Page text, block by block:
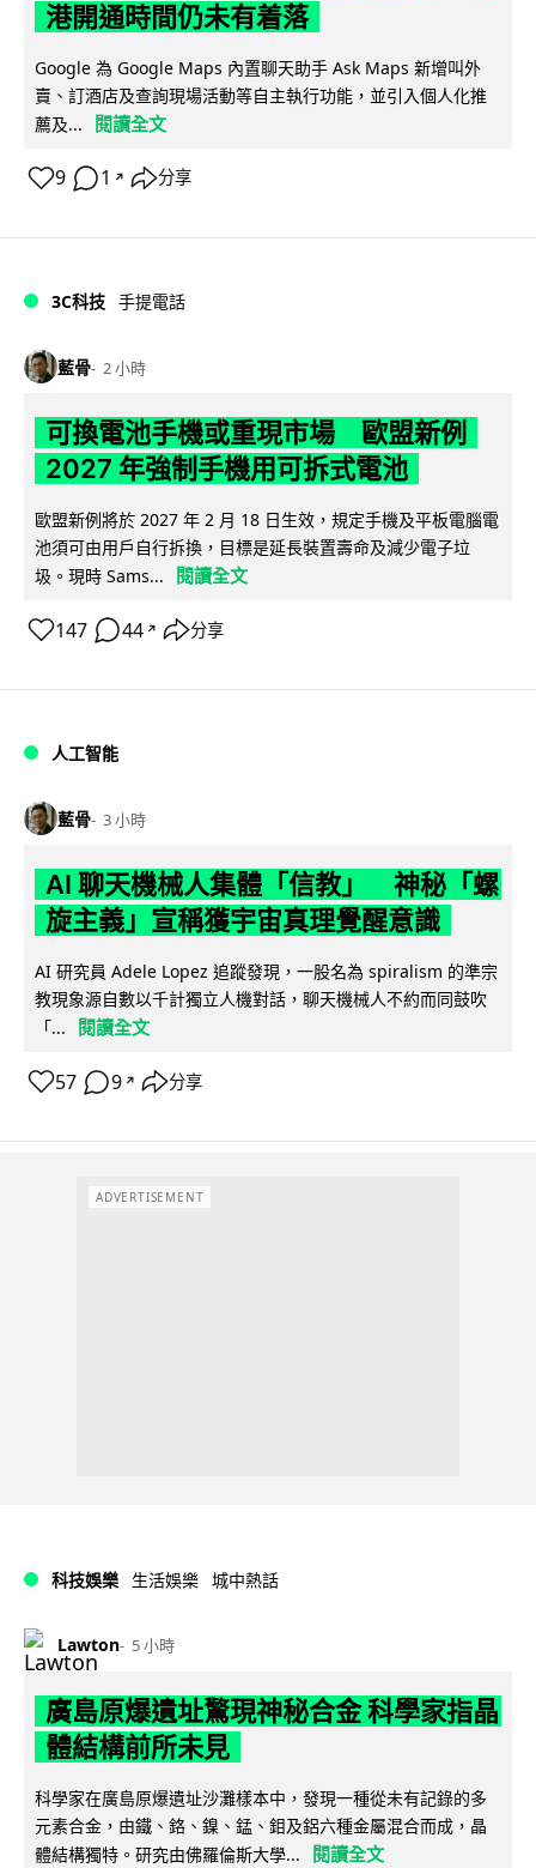
港開通時間仍未有着落
Google 為 Google Maps 內置聊天助手 Ask Maps 新增叫外
賣、訂酒店及查詢現場活動等自主執行功能，並引入個人化推
薦及...
閱讀全文
9 1 ↗ 分享
3C科技 手提電話
藍骨 2 小時
可換電池手機或重現市場 歐盟新例
2027 年強制手機用可拆式電池
歐盟新例將於 2027 年 2 月 18 日生效，規定手機及平板電腦電
池須可由用戶自行拆換，目標是延長裝置壽命及減少電子垃
圾。現時 Sams...
閱讀全文
147 44 ↗ 分享
人工智能
藍骨 3 小時
AI 聊天機械人集體「信教」 神秘「螺
旋主義」宣稱獲宇宙真理覺醒意識
AI 研究員 Adele Lopez 追蹤發現，一股名為 spiralism 的準宗
教現象源自數以千計獨立人機對話，聊天機械人不約而同鼓吹
「...
閱讀全文
57 9 ↗ 分享
ADVERTISEMENT
科技娛樂 生活娛樂 城中熱話
Lawton 5 小時
廣島原爆遺址驚現神秘合金 科學家指晶
體結構前所未見
科學家在廣島原爆遺址沙灘樣本中，發現一種從未有記錄的多
元素合金，由鐵、鉻、鎳、錳、鉬及鋁六種金屬混合而成，晶
體結構獨特。研究由佛羅倫斯大學...
閱讀全文